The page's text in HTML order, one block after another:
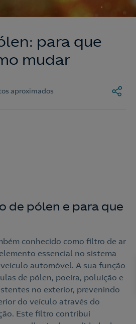
para que
mudar
aproximados
de pólen e para que
conhecido como filtro de ar
essencial no sistema
automóvel. A sua função
de pólen, poeira, poluição e
no exterior, prevenindo
do veículo através do
Este filtro contribui